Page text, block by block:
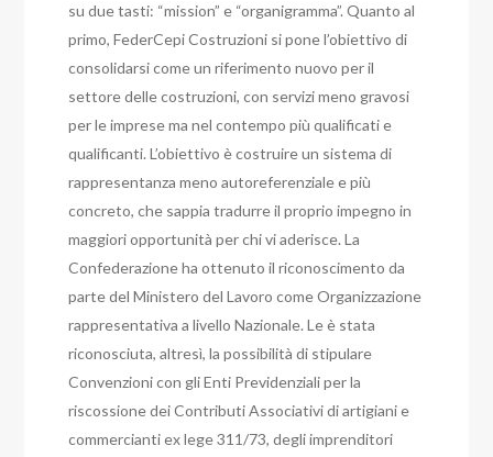
su due tasti: “mission” e “organigramma”. Quanto al
primo, FederCepi Costruzioni si pone l’obiettivo di
consolidarsi come un riferimento nuovo per il
settore delle costruzioni, con servizi meno gravosi
per le imprese ma nel contempo più qualificati e
qualificanti. L’obiettivo è costruire un sistema di
rappresentanza meno autoreferenziale e più
concreto, che sappia tradurre il proprio impegno in
maggiori opportunità per chi vi aderisce. La
Confederazione ha ottenuto il riconoscimento da
parte del Ministero del Lavoro come Organizzazione
rappresentativa a livello Nazionale. Le è stata
riconosciuta, altresì, la possibilità di stipulare
Convenzioni con gli Enti Previdenziali per la
riscossione dei Contributi Associativi di artigiani e
commercianti ex lege 311/73, degli imprenditori